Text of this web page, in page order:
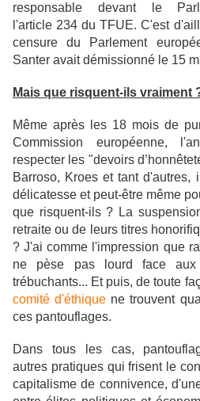
responsable devant le
l'article 234 du TFUE. C'est
censure du Parlement
Santer avait démissionné le 15
Mais que risquent-ils vraiment
Même après les 18 mois de
Commission européenne,
respecter les "devoirs
Barroso, Kroes et tant d'autres,
délicatesse et peut-être même
que risquent-ils ? La
retraite ou de leurs titres
? J'ai comme l'impression que
ne pèse pas lourd face aux
trébuchants... Et puis, de toute
comité d'éthique ne trouvent
ces pantouflages.
Dans tous les cas,
autres pratiques qui frisent le
capitalisme de connivence,